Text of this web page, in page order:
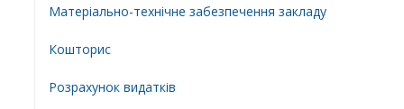
Матеріально-технічне забезпечення закладу
Кошторис
Розрахунок видатків